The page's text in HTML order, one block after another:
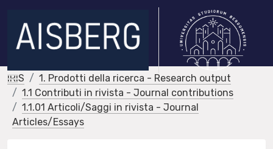
IRIS
1. Prodotti della ricerca - Research output
1.1 Contributi in rivista - Journal contributions
1.1.01 Articoli/Saggi in rivista - Journal
Articles/Essays